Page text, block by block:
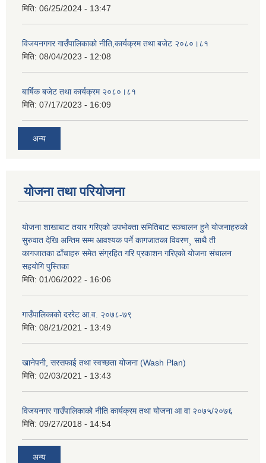
मिति: 06/25/2024 - 13:47
विजयनगगर गाउँपालिकाको नीति,कार्यक्रम तथा बजेट २०८०।८१
मिति: 08/04/2023 - 12:08
बार्षिक बजेट तथा कार्यक्रम २०८०।८१
मिति: 07/17/2023 - 16:09
अन्य
योजना तथा परियोजना
योजना शाखाबाट तयार गरिएको उपभोक्ता समितिबाट सञ्चालन हुने योजनाहरुको
सुरुवात देखि अन्तिम सम्म आवश्यक पर्ने कागजातका विवरण¸ साथै ती
कागजातका ढाँचाहरु समेत संग्रहित गरि प्रकाशन गरिएको योजना संचालन
सहयोगि पुस्तिका
मिति: 01/06/2022 - 16:06
गाउँपालिकाको दररेट आ.व. २०७८-७९
मिति: 08/21/2021 - 13:49
खानेपनी, सरसफाई तथा स्वच्छता योजना (Wash Plan)
मिति: 02/03/2021 - 13:43
विजयनगर गाउँपालिकाको नीति कार्यक्रम तथा योजना आ वा २०७५/२०७६
मिति: 09/27/2018 - 14:54
अन्य